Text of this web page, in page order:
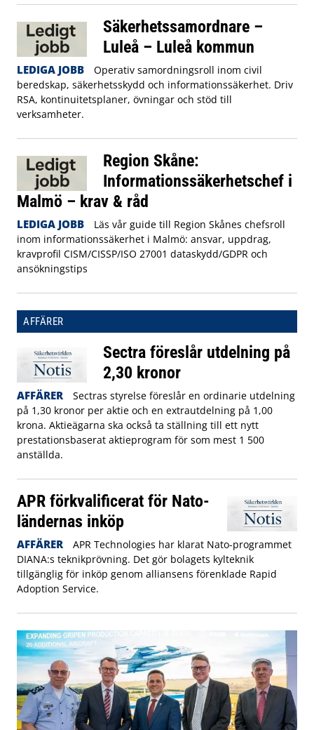
Säkerhetssamordnare –
Luleå – Luleå kommun
LEDIGA JOBB
Operativ samordningsroll inom civil
beredskap, säkerhetsskydd och informationssäkerhet. Driv
RSA, kontinuitetsplaner, övningar och stöd till
verksamheter.
Region Skåne:
Informationssäkerhetschef i
Malmö – krav & råd
LEDIGA JOBB
Läs vår guide till Region Skånes chefsroll
inom informationssäkerhet i Malmö: ansvar, uppdrag,
kravprofil CISM/CISSP/ISO 27001 dataskydd/GDPR och
ansökningstips
AFFÄRER
Sectra föreslår utdelning på
2,30 kronor
AFFÄRER
Sectras styrelse föreslår en ordinarie utdelning
på 1,30 kronor per aktie och en extrautdelning på 1,00
krona. Aktieägarna ska också ta ställning till ett nytt
prestationsbaserat aktieprogram för som mest 1 500
anställda.
APR förkvalificerat för Nato-
ländernas inköp
AFFÄRER
APR Technologies har klarat Nato-programmet
DIANA:s teknikprövning. Det gör bolagets kylteknik
tillgänglig för inköp genom alliansens förenklade Rapid
Adoption Service.